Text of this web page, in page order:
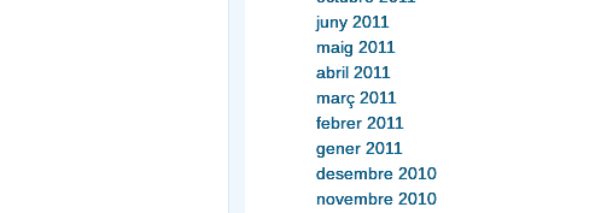
juny 2011
maig 2011
abril 2011
març 2011
febrer 2011
gener 2011
desembre 2010
novembre 2010